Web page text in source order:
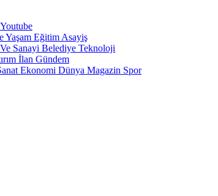
Youtube
Yaşam Eğitim Asayiş
Sanayi Belediye Teknoloji
İlan Gündem
Ekonomi Dünya Magazin Spor